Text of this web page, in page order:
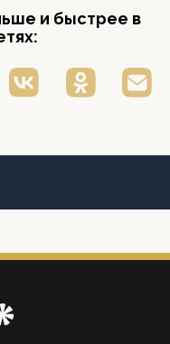
и быстрее в